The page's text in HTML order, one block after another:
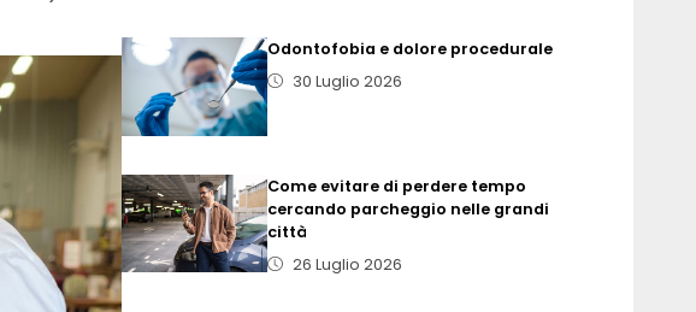
Odontofobia e dolore procedurale
30 Luglio 2026
Come evitare di perdere tempo
cercando parcheggio nelle grandi
città
26 Luglio 2026